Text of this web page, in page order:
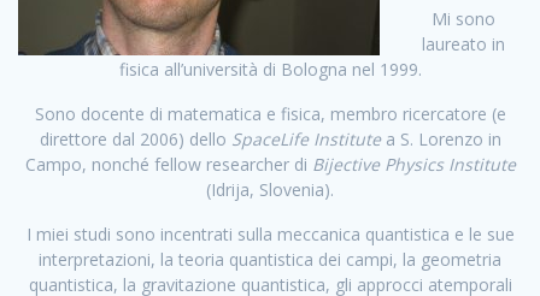
Mi sono
laureato in
fisica all’università di Bologna nel 1999.
Sono docente di matematica e fisica, membro ricercatore (e
direttore dal 2006) dello SpaceLife Institutea S. Lorenzo in
Campo, nonché fellow researcher di Bijective Physics Institute
(Idrija, Slovenia).
I miei studi sono incentrati sulla meccanica quantistica e le sue
interpretazioni, la teoria quantistica dei campi, la geometria
quantistica, la gravitazione quantistica, gli approcci atemporali